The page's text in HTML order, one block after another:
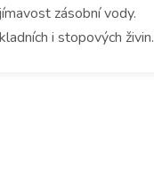
zásobní vody.
i stopových živin.